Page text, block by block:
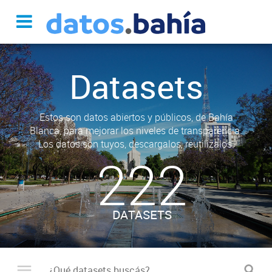
Datasets
Estos son datos abiertos y públicos, de Bahía
Blanca, para mejorar los niveles de transparencia.
Los datos son tuyos, descargalos, reutilizalos.
222
DATASETS